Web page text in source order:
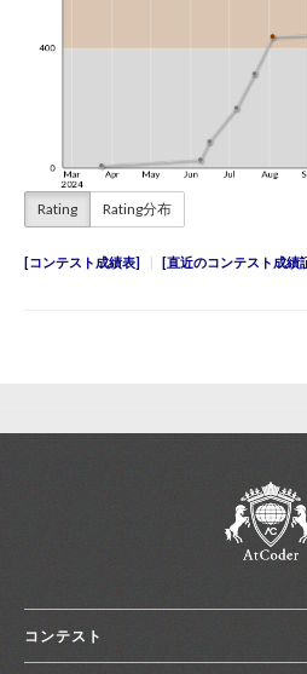
Rating Rating分布
コンテスト成績表 直近のコンテスト成績
コンテスト